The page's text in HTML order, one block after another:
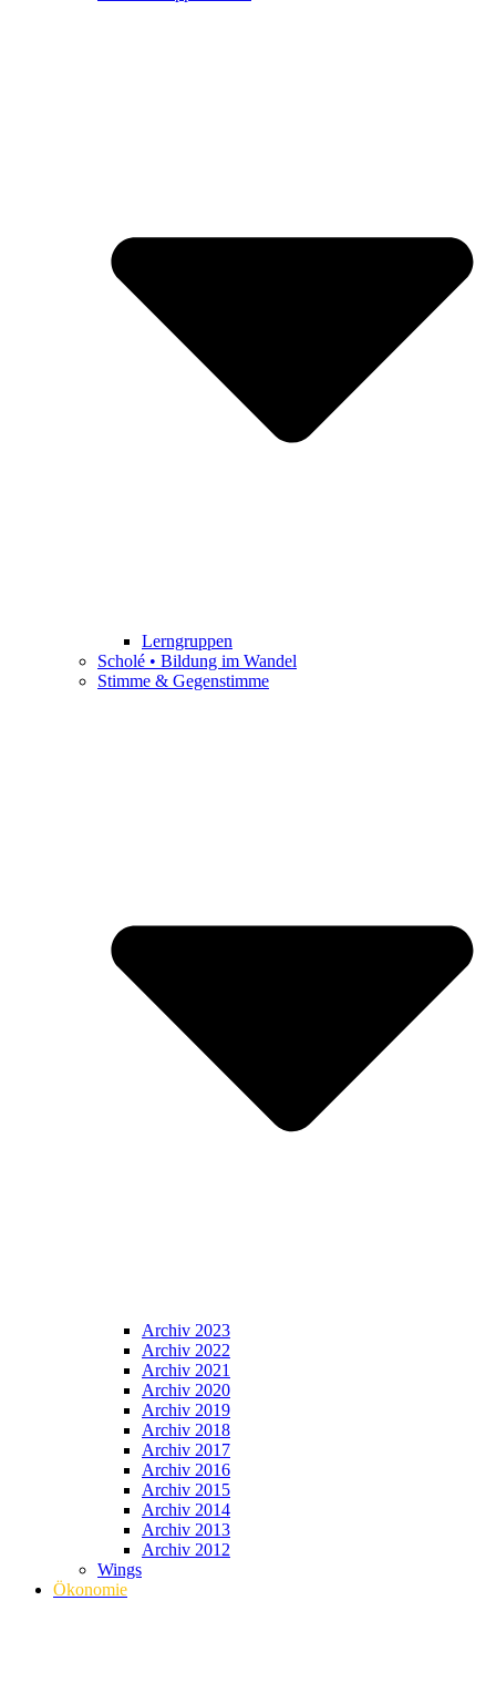
Lerngruppen
Scholé • Bildung im Wandel
Stimme & Gegenstimme
Archiv 2023
Archiv 2022
Archiv 2021
Archiv 2020
Archiv 2019
Archiv 2018
Archiv 2017
Archiv 2016
Archiv 2015
Archiv 2014
Archiv 2013
Archiv 2012
Wings
Ökonomie